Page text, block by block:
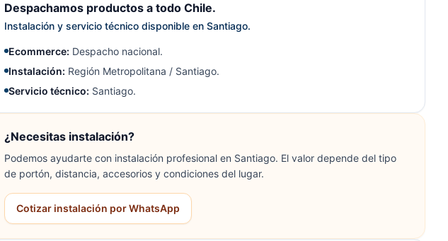
Despachamos productos a todo Chile.
Instalación y servicio técnico disponible en Santiago.
Ecommerce: Despacho nacional.
Instalación: Región Metropolitana / Santiago.
Servicio técnico: Santiago.
¿Necesitas instalación?
Podemos ayudarte con instalación profesional en Santiago. El valor depende del tipo
de portón, distancia, accesorios y condiciones del lugar.
Cotizar instalación por WhatsApp